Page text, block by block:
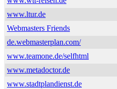
www.ltur.de
Webmasters Friends
de.webmasterplan.com/
www.teamone.de/selfhtml
www.metadoctor.de
www.stadtplandienst.de